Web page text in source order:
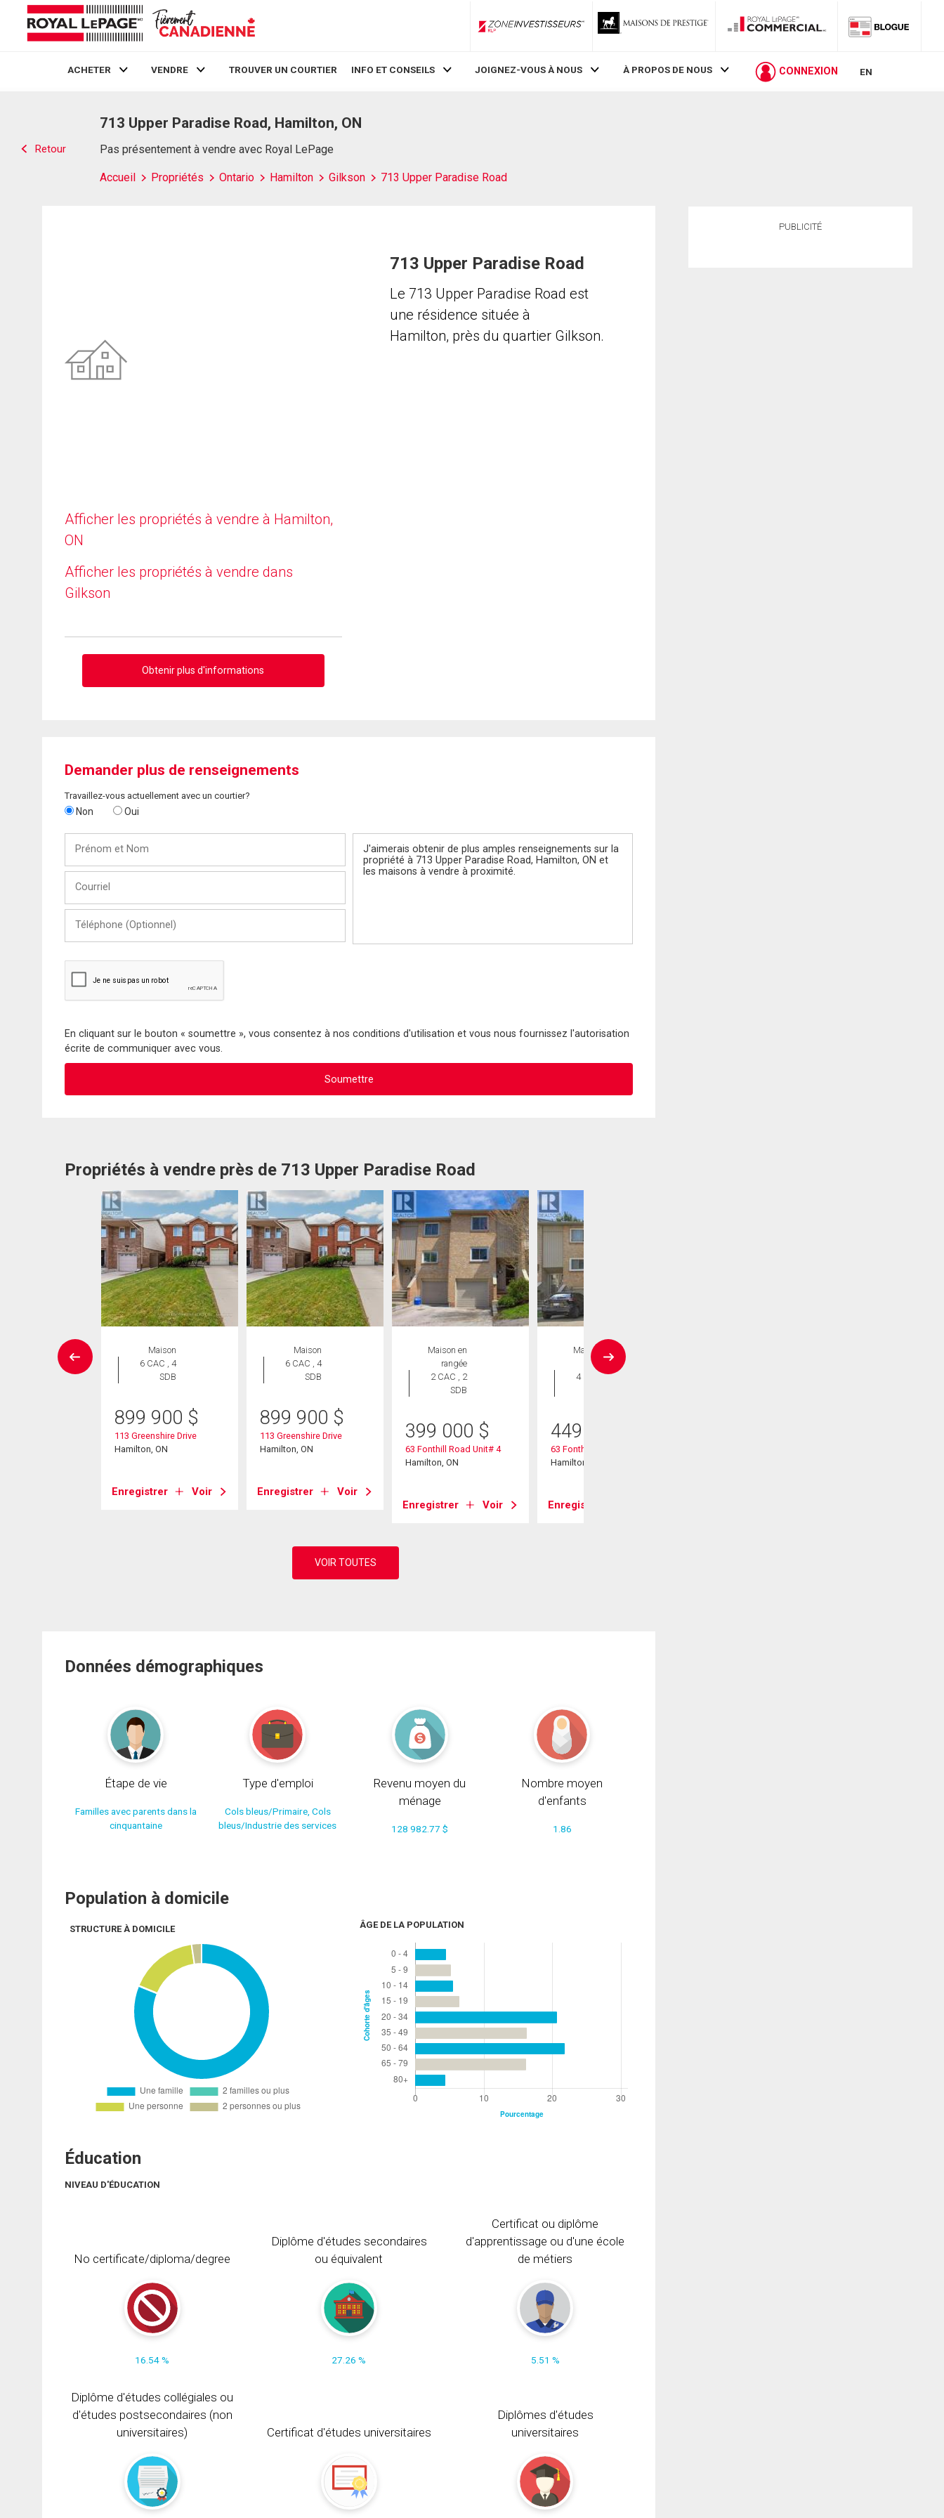
ZoneInvestisseurs RLP
ACHETER VENDRE TROUVER UN COURTIER INFO ET CONSEILS JOIGNEZ-VOUS À NOUS À PROPOS DE NOUS CONNEXION EN
Retour
713 Upper Paradise Road, Hamilton, ON
Pas présentement à vendre avec Royal LePage
Accueil Propriétés Ontario Hamilton Gilkson 713 Upper Paradise Road
Afficher les propriétés à vendre à Hamilton,
ON
Afficher les propriétés à vendre dans
Gilkson
Obtenir plus d'informations
713 Upper Paradise Road
Le 713 Upper Paradise Road est
une résidence située à
Hamilton, près du quartier Gilkson.
Demander plus de renseignements
Travaillez-vous actuellement avec un courtier?
Non Oui
Nom
(Optionnel)
En cliquant sur le bouton « soumettre », vous consentez à nos conditions d'utilisation et vous nous fournissez l'autorisation
écrite de communiquer avec vous.
Propriétés à vendre près de 713 Upper Paradise Road
INSCRIPTION
Maison
6 CAC , 4
SDB
899 900 $
113 Greenshire Drive
Hamilton, ON
Enregistrer Voir
Maison
6 CAC , 4
SDB
899 900 $
113 Greenshire Drive
Hamilton, ON
Enregistrer Voir
Maison en
rangée
2 CAC , 2
SDB
399 000 $
63 Fonthill Road Unit# 4
Hamilton, ON
Enregistrer Voir
Maison en
rangée
4 CAC , 2
449 900
63 Fonthill Road Unit# 14
Hamilton, ON
Enregistrer
Données démographiques
Étape de vie
Familles avec parents dans la
cinquantaine
Type d'emploi
Cols bleus/Primaire, Cols
bleus/Industrie des services
Revenu moyen du
ménage
128 982.77 $
Nombre moyen
d'enfants
1.86
Population à domicile
STRUCTURE À DOMICILE ÂGE DE LA POPULATION
Éducation
NIVEAU D'ÉDUCATION
No certificate/diploma/degree
16.54 %
Diplôme d'études secondaires
ou équivalent
27.26 %
Certificat ou diplôme
d'apprentissage ou d'une école
de métiers
5.51 %
Diplôme d'études collégiales ou
d'études postsecondaires (non
universitaires)
Certificat d'études universitaires
Diplômes d'études
universitaires
PUBLICITÉ